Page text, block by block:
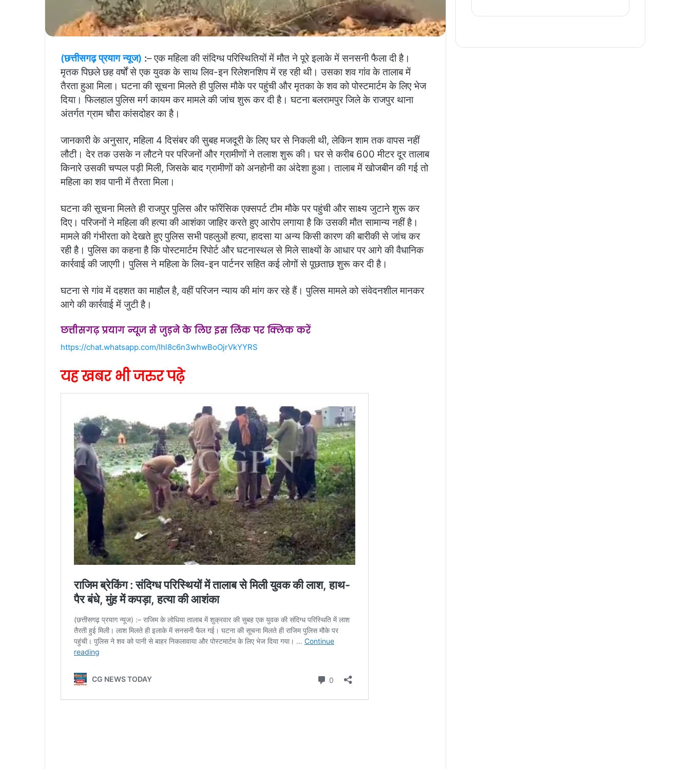
(छत्तीसगढ़ प्रयाग न्यूज) :– एक महिला की संदिग्ध परिस्थितियों में मौत ने पूरे इलाके में सनसनी फैला दी है।
मृतक पिछले छह वर्षों से एक युवक के साथ लिव-इन रिलेशनशिप में रह रही थी। उसका शव गांव के तालाब में
तैरता हुआ मिला। घटना की सूचना मिलते ही पुलिस मौके पर पहुंची और मृतका के शव को पोस्टमार्टम के लिए भेज
दिया। फिलहाल पुलिस मर्ग कायम कर मामले की जांच शुरू कर दी है। घटना बलरामपुर जिले के राजपुर थाना
अंतर्गत ग्राम चौरा कांसदोहर का है।
जानकारी के अनुसार, महिला 4 दिसंबर की सुबह मजदूरी के लिए घर से निकली थी, लेकिन शाम तक वापस नहीं
लौटी। देर तक उसके न लौटने पर परिजनों और ग्रामीणों ने तलाश शुरू की। घर से करीब 600 मीटर दूर तालाब
किनारे उसकी चप्पल पड़ी मिली, जिसके बाद ग्रामीणों को अनहोनी का अंदेशा हुआ। तालाब में खोजबीन की गई तो
महिला का शव पानी में तैरता मिला।
घटना की सूचना मिलते ही राजपुर पुलिस और फॉरेंसिक एक्सपर्ट टीम मौके पर पहुंची और साक्ष्य जुटाने शुरू कर
दिए। परिजनों ने महिला की हत्या की आशंका जाहिर करते हुए आरोप लगाया है कि उसकी मौत सामान्य नहीं है।
मामले की गंभीरता को देखते हुए पुलिस सभी पहलुओं हत्या, हादसा या अन्य किसी कारण की बारीकी से जांच कर
रही है। पुलिस का कहना है कि पोस्टमार्टम रिपोर्ट और घटनास्थल से मिले साक्ष्यों के आधार पर आगे की वैधानिक
कार्रवाई की जाएगी। पुलिस ने महिला के लिव-इन पार्टनर सहित कई लोगों से पूछताछ शुरू कर दी है।
घटना से गांव में दहशत का माहौल है, वहीं परिजन न्याय की मांग कर रहे हैं। पुलिस मामले को संवेदनशील मानकर
आगे की कार्रवाई में जुटी है।
छत्तीसगढ़ प्रयाग न्यूज से जुड़ने के लिए इस लिंक पर क्लिक करें
https://chat.whatsapp.com/Ihl8c6n3whwBoOjrVkYYRS
यह खबर भी जरुर पढ़े